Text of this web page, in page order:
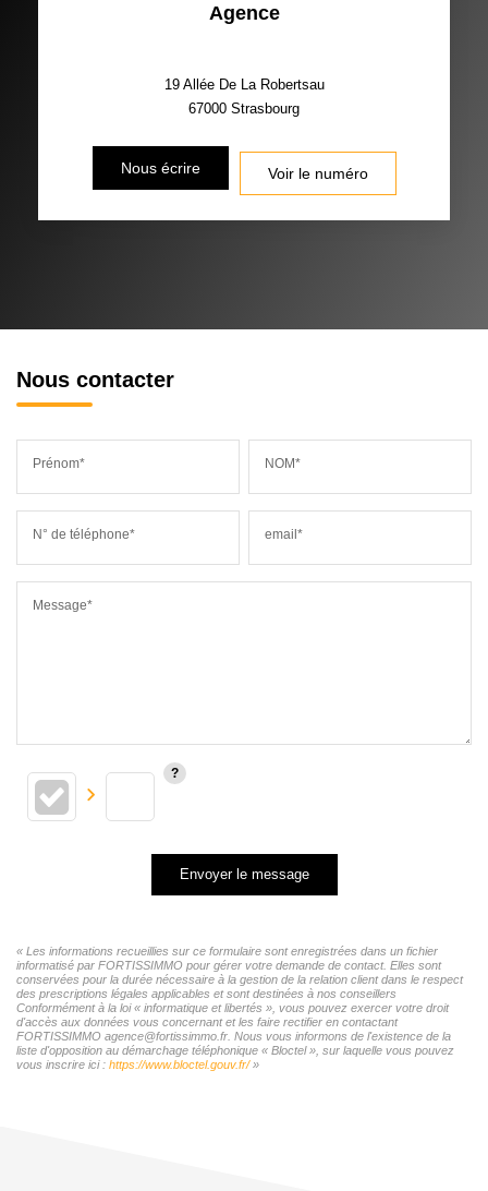
Agence
19 Allée De La Robertsau
67000 Strasbourg
Nous écrire Voir le numéro
Nous contacter
Prénom* NOM*
N° de téléphone* email*
Message*
Envoyer le message
« Les informations recueillies sur ce formulaire sont enregistrées dans un fichier
informatisé par FORTISSIMMO pour gérer votre demande de contact. Elles sont
conservées pour la durée nécessaire à la gestion de la relation client dans le respect
des prescriptions légales applicables et sont destinées à nos conseillers
Conformément à la loi « informatique et libertés », vous pouvez exercer votre droit
d'accès aux données vous concernant et les faire rectifier en contactant
FORTISSIMMO agence@fortissimmo.fr. Nous vous informons de l'existence de la
liste d'opposition au démarchage téléphonique « Bloctel », sur laquelle vous pouvez
vous inscrire ici : https://www.bloctel.gouv.fr/»